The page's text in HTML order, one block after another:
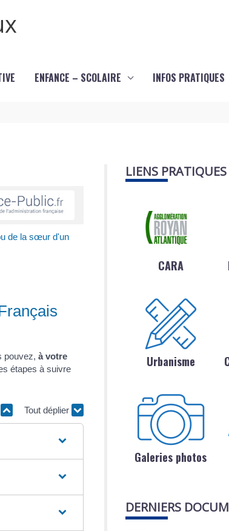
ENFANCE – SCOLAIRE INFOS PRATIQUES
de la sœur d'un
pouvez, à votre
étapes à suivre
Tout déplier
LIENS PRATIQUES
CARA
Urbanisme
Galeries photos
DERNIERS